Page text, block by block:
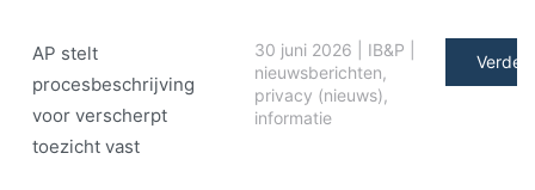
AP stelt
procesbeschrijving
voor verscherpt
toezicht vast
30 juni 2026 IB&P
nieuwsberichten,
privacy (nieuws),
informatie
Verder